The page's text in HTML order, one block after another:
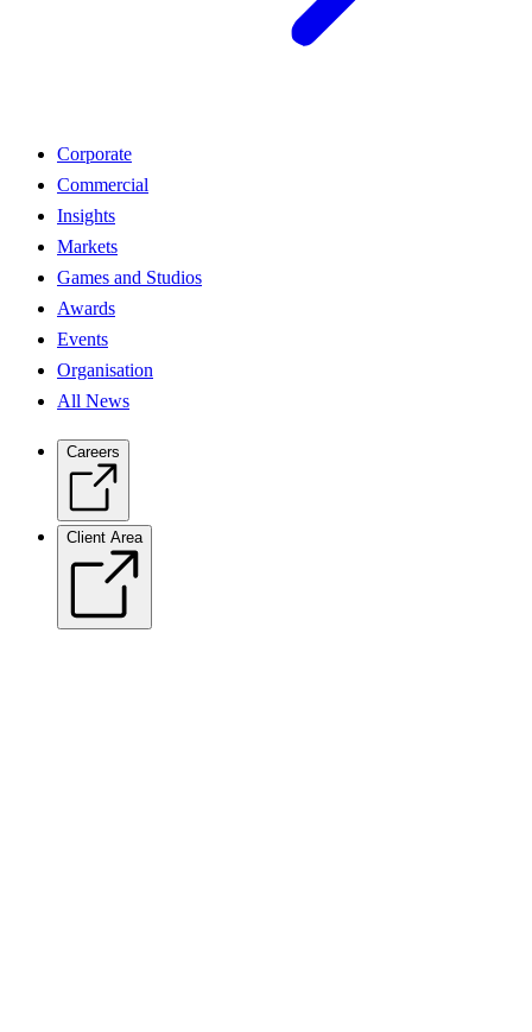
Corporate
Commercial
Insights
Markets
Games and Studios
Awards
Events
Organisation
All News
Careers
Client Area